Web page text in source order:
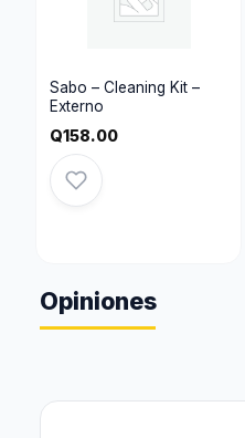
Sabo – Cleaning Kit –
Externo
Q158.00
Opiniones